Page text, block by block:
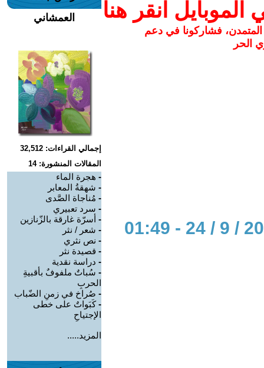
انقر هنا
المتمدن، فشاركونا في دعم
الحر
العمشاني
إجمالي القراءات: 32,512
المقالات المنشورة: 14
- هجرة الماء
- شهقةُ المعابر
- مُناجاة الصَّدى
- سرد تعبيري
- أسرّة غارقة بالزّنازين
- شعر / نثر
- نص نثري
- قصيدة نثر
- دراسة نقدية
- سُباتٌ ملفوفٌ بأقبيةِ
الحربِ
- صُراخ في زمنِ الضّباب
-كَبَواتٌ على خطى
الإجتياحِ
المزيد.....